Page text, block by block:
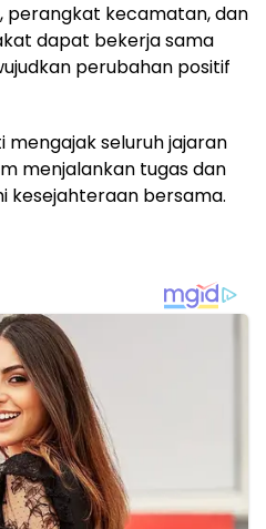
kecamatan, dan
dapat bekerja sama
perubahan positif
mengajak seluruh jajaran
menjalankan tugas dan
kesejahteraan bersama.